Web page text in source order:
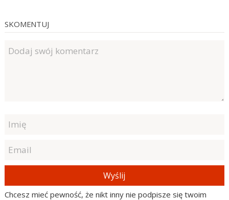
SKOMENTUJ
Wyślij
Chcesz mieć pewność, że nikt inny nie podpisze się twoim